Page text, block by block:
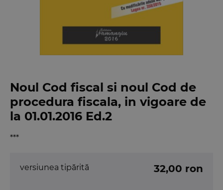
Noul Cod fiscal si noul Cod de
procedura fiscala, in vigoare de
la 01.01.2016 Ed.2
***
versiunea tipărită 32,00 ron